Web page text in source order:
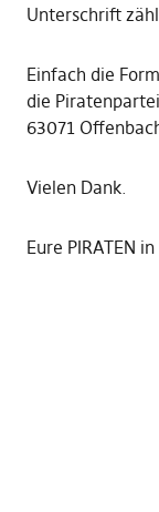
Unterschrift
Einfach die
die
63071
Vielen Dank.
Eure PIRATEN